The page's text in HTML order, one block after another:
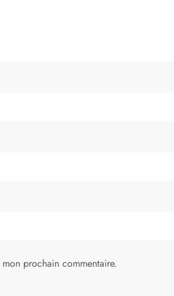
prochain commentaire.